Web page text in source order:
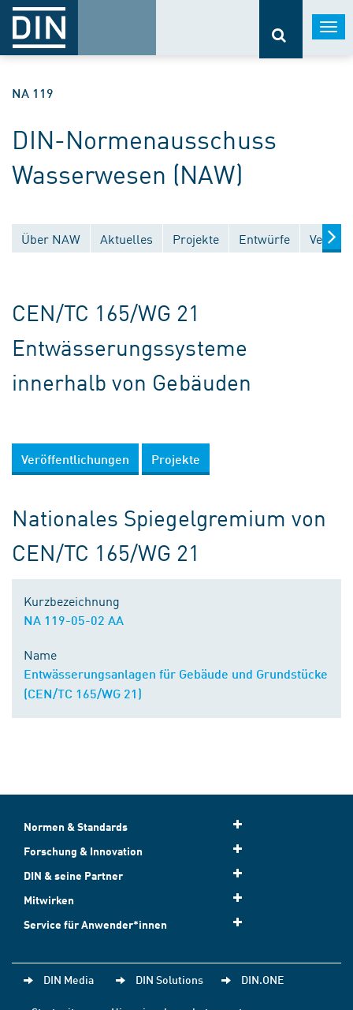
NA 119
DIN-Normenausschuss
Wasserwesen (NAW)
Über NAW Aktuelles Projekte Entwürfe
CEN/TC 165/WG 21
Entwässerungssysteme
innerhalb von Gebäuden
Veröffentlichungen Projekte
Nationales Spiegelgremium von
CEN/TC 165/WG 21
Kurzbezeichnung
NA 119-05-02 AA
Name
Entwässerungsanlagen für Gebäude und Grundstücke
(CEN/TC 165/WG 21)
Normen & Standards
Forschung & Innovation
DIN & seine Partner
Mitwirken
Service für Anwender*innen
DIN Media DIN Solutions DIN.ONE